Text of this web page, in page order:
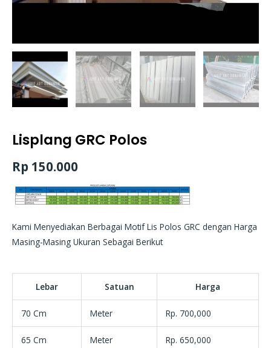
Lisplang GRC Polos
Rp 150.000
Kami Menyediakan Berbagai Motif Lis Polos GRC dengan Harga
Masing-Masing Ukuran Sebagai Berikut
Lebar Satuan Harga
70 Cm Meter Rp. 700,000
65 Cm Meter Rp. 650,000